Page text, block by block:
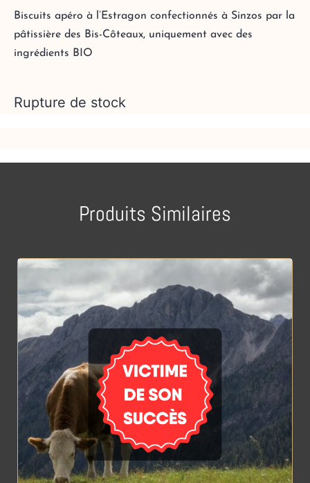
Biscuits apéro à l’Estragon confectionnés à Sinzos par la
pâtissière des Bis-Côteaux, uniquement avec des
ingrédients BIO
Rupture de stock
Produits Similaires